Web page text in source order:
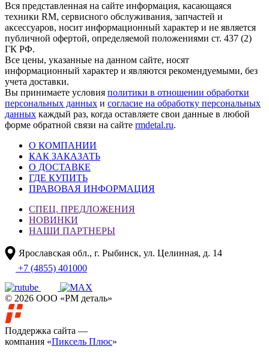
Вся представленная на сайте информация, касающаяся
техники RM, сервисного обслуживания, запчастей и
аксессуаров, носит информационный характер и не является
публичной офертой, определяемой положениями ст. 437 (2)
ГК РФ.
Все цены, указанные на данном сайте, носят
информационный характер и являются рекомендуемыми, без
учета доставки.
Вы принимаете условия политики в отношении обработки
персональных данных и согласие на обработку персональных
данных каждый раз, когда оставляете свои данные в любой
форме обратной связи на сайте rmdetal.ru.
О КОМПАНИИ
КАК ЗАКАЗАТЬ
О ДОСТАВКЕ
ГДЕ КУПИТЬ
ПРАВОВАЯ ИНФОРМАЦИЯ
СПЕЦ. ПРЕДЛОЖЕНИЯ
НОВИНКИ
НАШИ ПАРТНЕРЫ
Ярославская обл., г. Рыбинск, ул. Целинная, д. 14
+7 (4855) 401000
© 2026 ООО «РМ деталь»
Поддержка сайта —
компания «Пиксель Плюс»